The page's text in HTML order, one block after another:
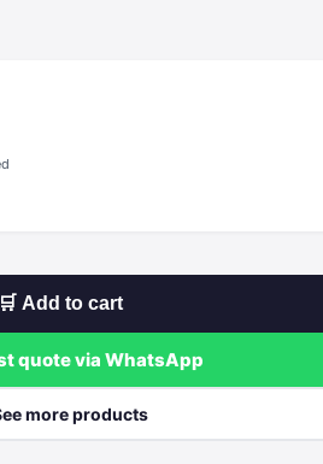
🛒 Add to cart
quote via WhatsApp
more products